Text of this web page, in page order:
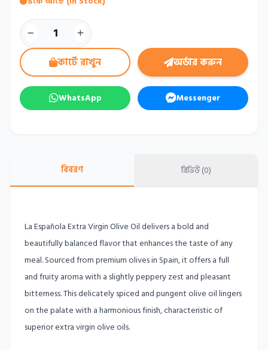
কার্টে রাখুন অর্ডার করুন
WhatsApp Messenger
বিবরণ রিভিউ (0)
La Española Extra Virgin Olive Oil delivers a bold and
beautifully balanced flavor that enhances the taste of any
meal. Sourced from premium olives in Spain, it offers a full
and fruity aroma with a slightly peppery zest and pleasant
bitterness. This delicately spiced and pungent olive oil lingers
on the palate with a harmonious finish, characteristic of
superior extra virgin olive oils.